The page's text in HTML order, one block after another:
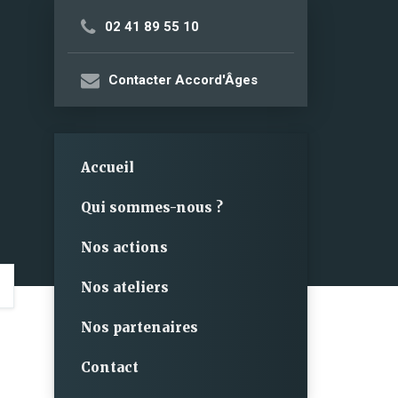
02 41 89 55 10
Contacter Accord'Âges
Accueil
Qui sommes-nous ?
Nos actions
Nos ateliers
Nos partenaires
Contact